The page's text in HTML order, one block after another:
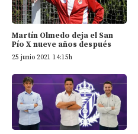
Martín Olmedo deja el San
Pío X nueve años después
25 junio 2021 14:15h